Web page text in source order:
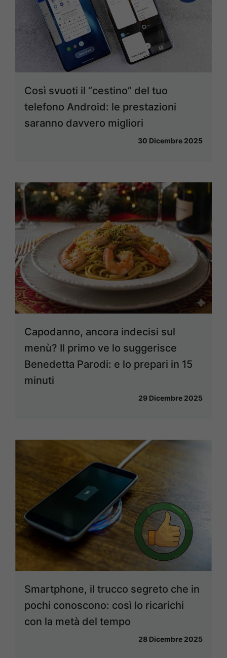
Così svuoti il “cestino” del tuo
telefono Android: le prestazioni
saranno davvero migliori
30 Dicembre 2025
Capodanno, ancora indecisi sul
menù? Il primo ve lo suggerisce
Benedetta Parodi: e lo prepari in 15
minuti
29 Dicembre 2025
Smartphone, il trucco segreto che in
pochi conoscono: così lo ricarichi
con la metà del tempo
28 Dicembre 2025